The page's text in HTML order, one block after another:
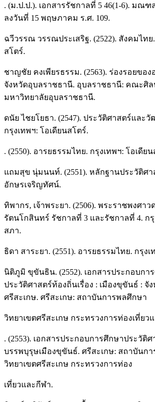
. (ม.ป.ป.). เอกสารรัชกาลที่ 5 46(1-6). มณ
ลงวันที่ 15 พฤษภาคม ร.ศ. 109.
ฉวีวรรณ วรรณประเสริฐ. (2522). สังคมไทย
สโตร์.
ชาญชัย คงเพียรธรรม. (2563). ร่องรอยขอ
จังหวัดอุบลราชธานี. อุบลราชธานี: คณะศิล
มหาวิทยาลัยอุบลราชธานี.
ดนัย ไชยโยธา. (2547). ประวัติศาสตร์และ
กรุงเทพฯ: โอเดียนสโตร์.
. (2550). อารยธรรมไทย. กรุงเทพฯ: โอเดีย
แถมสุข นุ่มนนท์. (2551). หลักฐานประวัติศา
อักษรเจริญทัศน์.
ทิพากร, เจ้าพระยา. (2506). พระราชพงศาว
รัตนโกสินทร์ รัชกาลที่ 3 และรัชกาลที่ 4. ก
สภา.
ธิดา สาระยา. (2551). อารยธรรมไทย. กรุง
นิติภูมิ ขุขันธิน. (2552). เอกสารประกอบกา
ประวัติศาสตร์ท้องถิ่นเรื่อง : เมืองขุขันธ์ : จั
ศรีสะเกษ. ศรีสะเกษ: สถาบันการพลศึกษา
วิทยาเขตศรีสะเกษ กระทรวงการท่องเที่ยว
. (2553). เอกสารประกอบการศึกษาประวัติ
บรรพบุรุษเมืองขุขันธ์. ศรีสะเกษ: สถาบันก
วิทยาเขตศรีสะเกษ กระทรวงการท่อง
เที่ยวและกีฬา.